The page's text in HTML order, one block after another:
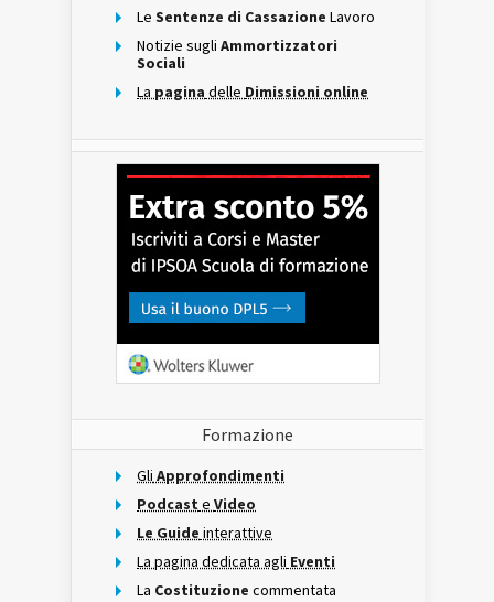
Le Sentenze di Cassazione Lavoro
Notizie sugli Ammortizzatori
Sociali
La pagina delle Dimissioni online
Formazione
Gli Approfondimenti
Podcast e Video
Le Guide interattive
La pagina dedicata agli Eventi
La Costituzione commentata